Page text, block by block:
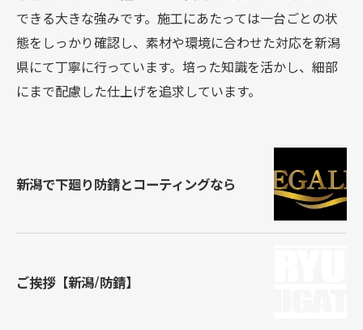
できる大きな強みです。施工にあたっては一台ごとの状
態をしっかり確認し、素材や環境に合わせた対応を新潟
県にて丁寧に行っています。培った知識を活かし、細部
にまで配慮した仕上げを追求しています。
新潟で下廻り防錆とコーティングなら
ご挨拶【新潟/防錆】